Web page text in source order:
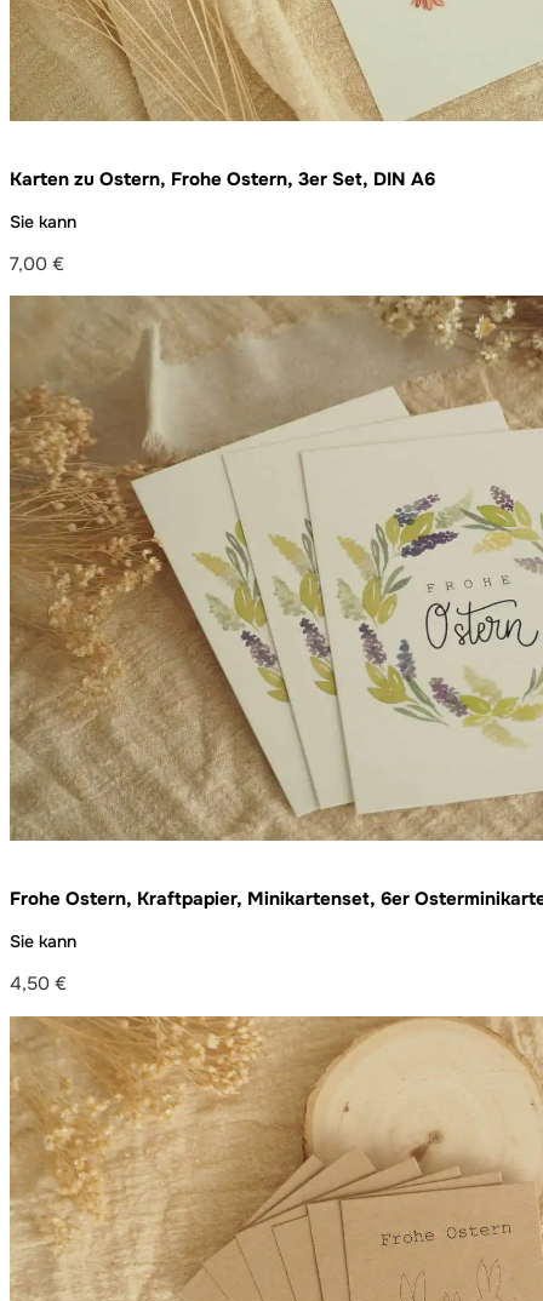
Karten zu Ostern, Frohe Ostern, 3er Set, DIN A6
Sie kann
7,00 €
Frohe Ostern, Kraftpapier, Minikartenset, 6er
Sie kann
4,50 €